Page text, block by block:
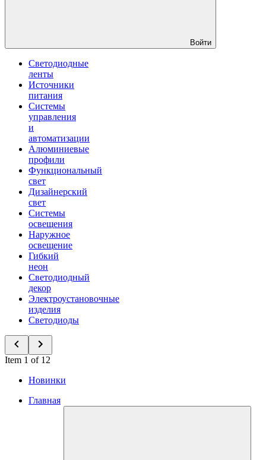
Войти
Светодиодные
ленты
Источники
питания
Системы
управления
и
автоматизации
Алюминиевые
профили
Функциональный
свет
Дизайнерский
свет
Системы
освещения
Наружное
освещение
Гибкий
неон
Светодиодный
декор
Электроустановочные
изделия
Светодиоды
Item 1 of 12
Новинки
Главная